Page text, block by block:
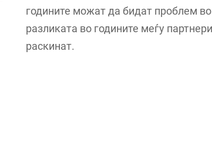
годините можат да бидат проблем
разликата во годините меѓу
раскинат.